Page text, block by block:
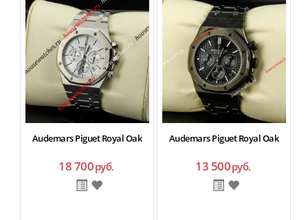
Audemars Piguet Royal Oak
18 700руб.
Audemars Piguet Royal Oak
13 500руб.